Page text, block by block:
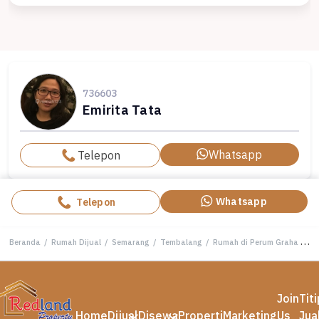
736603
Emirita Tata
Telepon Whatsapp
Telepon Whatsapp
Beranda / Rumah Dijual / Semarang / Tembalang / Rumah di Perum Graha Wahid , Semarang ( Tt 7612 )
HomeDijualDisewaPropertiMarketing
Join
Us